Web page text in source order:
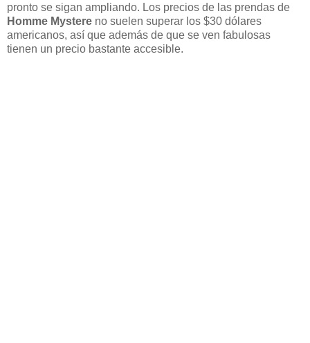
pronto se sigan ampliando. Los precios de las prendas de
Homme Mystere no suelen superar los $30 dólares
americanos, así que además de que se ven fabulosas
tienen un precio bastante accesible.